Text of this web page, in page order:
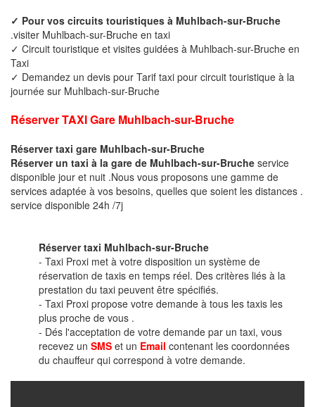
✓ Pour vos circuits touristiques à Muhlbach-sur-Bruche
.visiter Muhlbach-sur-Bruche en taxi
✓ Circuit touristique et visites guidées à Muhlbach-sur-Bruche en
Taxi
✓ Demandez un devis pour Tarif taxi pour circuit touristique à la
journée sur Muhlbach-sur-Bruche
Réserver TAXI Gare Muhlbach-sur-Bruche
Réserver taxi gare Muhlbach-sur-Bruche
Réserver un taxi à la gare de Muhlbach-sur-Bruche service
disponible jour et nuit .Nous vous proposons une gamme de
services adaptée à vos besoins, quelles que soient les distances .
service disponible 24h /7j
Réserver taxi Muhlbach-sur-Bruche
- Taxi Proxi met à votre disposition un système de
réservation de taxis en temps réel. Des critères liés à la
prestation du taxi peuvent être spécifiés.
- Taxi Proxi propose votre demande à tous les taxis les
plus proche de vous .
- Dés l'acceptation de votre demande par un taxi, vous
recevez un SMS et un Email contenant les coordonnées
du chauffeur qui correspond à votre demande.